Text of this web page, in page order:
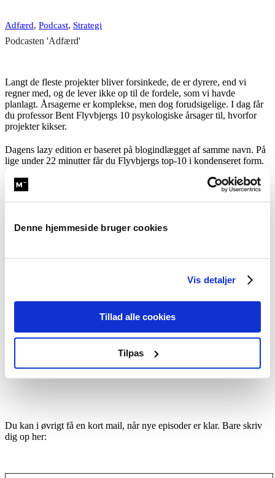
Denne hjemmeside bruger cookies
Vis detaljer
Tillad alle cookies
Tilpas
Adfærd, Podcast, Strategi
Podcasten 'Adfærd'
Langt de fleste projekter bliver forsinkede, de er dyrere, end vi
regner med, og de lever ikke op til de fordele, som vi havde
planlagt. Årsagerne er komplekse, men dog forudsigelige. I dag får
du professor Bent Flyvbjergs 10 psykologiske årsager til, hvorfor
projekter kikser.
Dagens lazy edition er baseret på blogindlægget af samme navn. På
lige under 22 minutter får du Flyvbjergs top-10 i kondenseret form.
Og du får også serveret de 5 ting, du kan gøre ved faldgruberne i
praksis.
Du finder episoden lige herunder, hvor du bare klikker play. Eller
også kan du finde den i din foretrukne podcast-afspiller – bare søg
Abonner med Android
Du kan i øvrigt få en kort mail, når nye episoder er klar. Bare skriv
dig op her: